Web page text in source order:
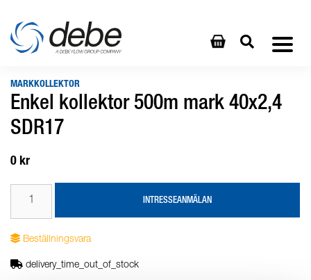
MARKKOLLEKTOR
Enkel kollektor 500m mark 40x2,4
SDR17
0 kr
INTRESSEANMÄLAN
Beställningsvara
delivery_time_out_of_stock